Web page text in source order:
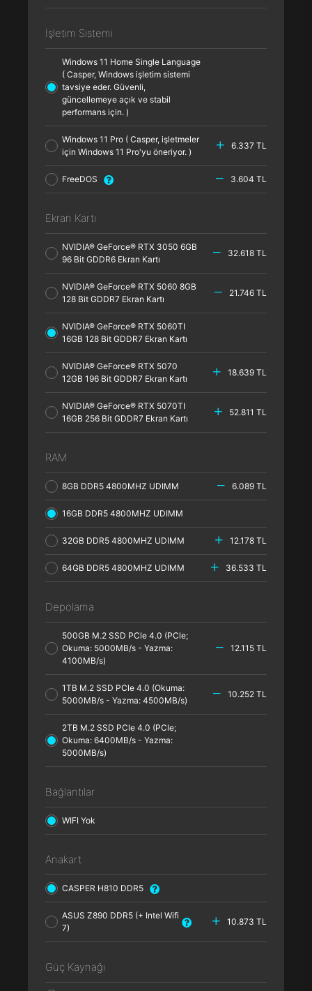
İşletim Sistemi
Windows 11 Home Single Language
( Casper, Windows işletim sistemi
tavsiye eder. Güvenli,
güncellemeye açık ve stabil
performans için. )
Windows 11 Pro ( Casper, işletmeler
için Windows 11 Pro'yu öneriyor. )
6.337 TL
FreeDOS 3.604 TL
Ekran Kartı
NVIDIA® GeForce® RTX 3050 6GB
96 Bit GDDR6 Ekran Kartı
32.618 TL
NVIDIA® GeForce® RTX 5060 8GB
128 Bit GDDR7 Ekran Kartı
21.746 TL
NVIDIA® GeForce® RTX 5060TI
16GB 128 Bit GDDR7 Ekran Kartı
NVIDIA® GeForce® RTX 5070
12GB 196 Bit GDDR7 Ekran Kartı
18.639 TL
NVIDIA® GeForce® RTX 5070TI
16GB 256 Bit GDDR7 Ekran Kartı
52.811 TL
RAM
8GB DDR5 4800MHZ UDIMM 6.089 TL
16GB DDR5 4800MHZ UDIMM
32GB DDR5 4800MHZ UDIMM 12.178 TL
64GB DDR5 4800MHZ UDIMM 36.533 TL
Depolama
500GB M.2 SSD PCle 4.0 (PCle;
Okuma: 5000MB/s - Yazma:
4100MB/s)
12.115 TL
1TB M.2 SSD PCle 4.0 (Okuma:
5000MB/s - Yazma: 4500MB/s)
10.252 TL
2TB M.2 SSD PCle 4.0 (PCle;
Okuma: 6400MB/s - Yazma:
5000MB/s)
Bağlantılar
WIFI Yok
Anakart
CASPER H810 DDR5
ASUS Z890 DDR5 (+ Intel Wifi
7)
10.873 TL
Güç Kaynağı